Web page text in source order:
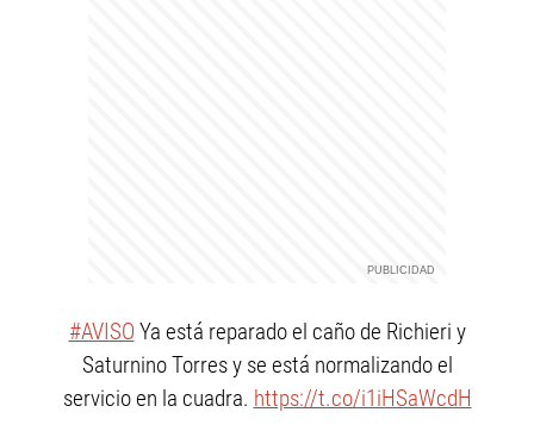
#AVISO Ya está reparado el caño de Richieri y
Saturnino Torres y se está normalizando el
servicio en la cuadra. https://t.co/i1iHSaWcdH